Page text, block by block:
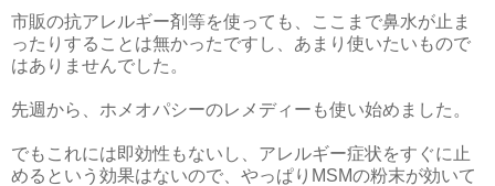
市販の抗アレルギー剤等を使っても、ここまで鼻水が止ま
ったりすることは無かったですし、あまり使いたいもので
はありませんでした。
先週から、ホメオパシーのレメディーも使い始めました。
でもこれには即効性もないし、アレルギー症状をすぐに止
めるという効果はないので、やっぱりMSMの粉末が効いて